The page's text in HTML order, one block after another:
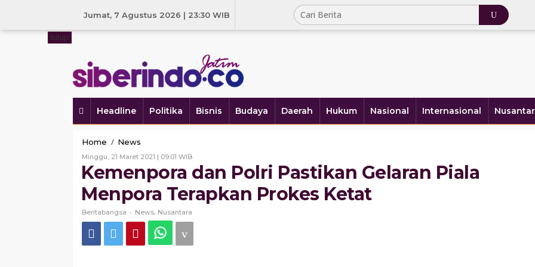
Jumat, 7 Agustus 2026 | 23:30 WIB
Headline Politika Bisnis Budaya Daerah Hukum Nasional Internasional
tutup
Home / News
dan
Polri
Pastikan
Gelaran
Piala
Terapkan
Prokes
Ketat
Minggu, 21 Maret 2021 | 09:01 WIBOleh
Beritabangsa
Kemenpora dan Polri Pastikan Gelaran Piala
Menpora Terapkan Prokes Ketat
Beritabangsa - News, Nusantara